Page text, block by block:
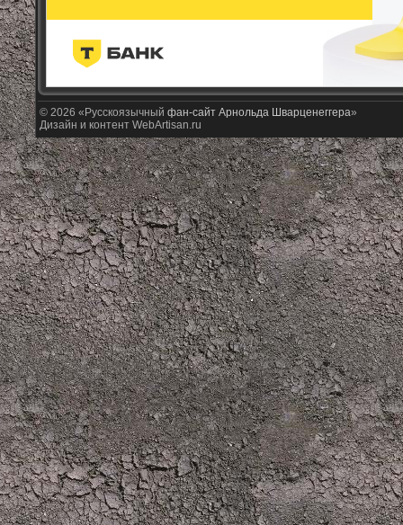
© 2026 «Русскоязычный фан-сайт Арнольда Шварценеггера»
Дизайн и контент WebArtisan.ru